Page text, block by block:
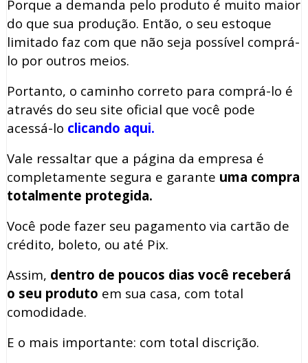
Porque a demanda pelo produto é muito maior
do que sua produção. Então, o seu estoque
limitado faz com que não seja possível comprá-
lo por outros meios.
Portanto, o caminho correto para comprá-lo é
através do seu site oficial que você pode
acessá-lo clicando aqui.
Vale ressaltar que a página da empresa é
completamente segura e garante uma compra
totalmente protegida.
Você pode fazer seu pagamento via cartão de
crédito, boleto, ou até Pix.
Assim, dentro de poucos dias você receberá
o seu produto em sua casa, com total
comodidade.
E o mais importante: com total discrição.